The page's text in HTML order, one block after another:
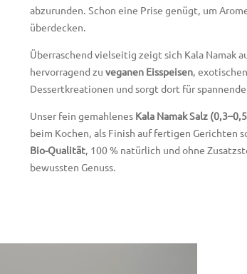
abzurunden. Schon eine Prise genügt, um
überdecken.
Überraschend vielseitig zeigt sich Kala Namak
hervorragend zuveganen Eisspeisen ,
Dessertkreationen und sorgt dort für
Unser fein gemahlenes Kala Namak Salz
beim Kochen, als Finish auf fertigen Gerichten
Bio-Qualität , 100 % natürlich und ohne
bewussten Genuss.